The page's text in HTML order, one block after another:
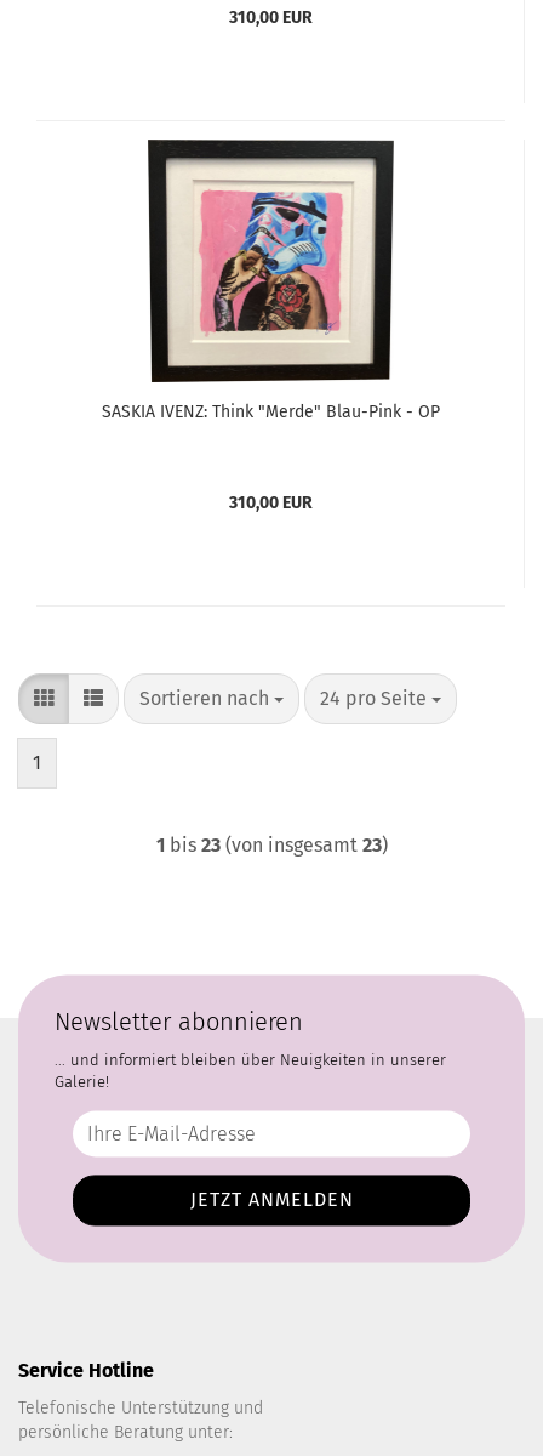
310,00 EUR
SASKIA IVENZ: Think "Merde" Blau-Pink - OP
310,00 EUR
Sortieren nach
Sortieren nach 24 pro Seite
pro Seite
1
1 bis 23(von insgesamt 23)
Newsletter abonnieren
... und informiert bleiben über Neuigkeiten in unserer
Galerie!
Service Hotline
Telefonische Unterstützung und
persönliche Beratung unter: